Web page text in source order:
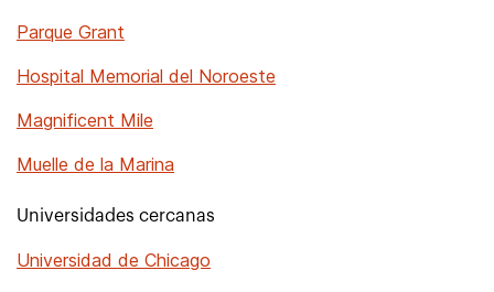
Parque Grant
Hospital Memorial del Noroeste
Magnificent Mile
Muelle de la Marina
Universidades cercanas
Universidad de Chicago